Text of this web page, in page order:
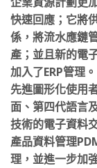
快速回應；它將
係，將流水應鏈
產；並且新的電
加入了ERP管理。
先進圖形化使用
面、第四代語言
技術的電子資料
產品資料管理
理，並進一步加